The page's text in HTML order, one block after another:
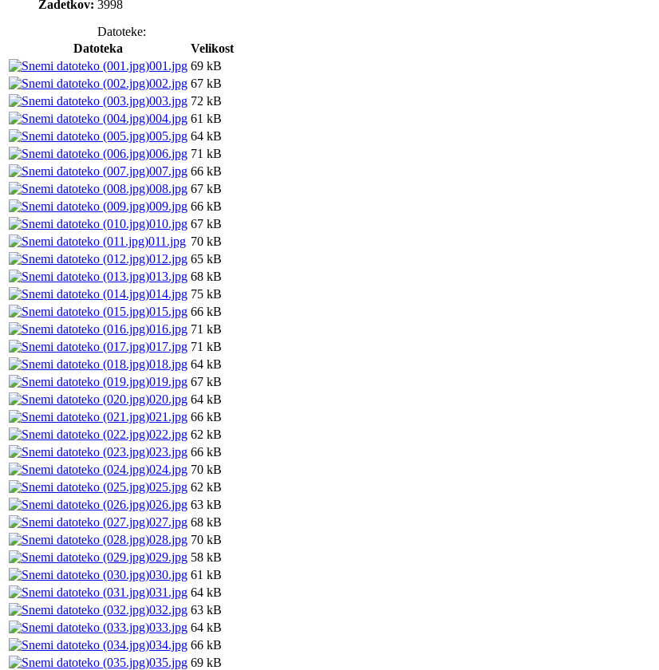
Zadetkov: 3998
Datoteke:
Datoteka
Velikost
001.jpg 69 kB
002.jpg 67 kB
003.jpg 72 kB
004.jpg 61 kB
005.jpg 64 kB
006.jpg 71 kB
007.jpg 66 kB
008.jpg 67 kB
009.jpg 66 kB
010.jpg 67 kB
011.jpg 70 kB
012.jpg 65 kB
013.jpg 68 kB
014.jpg 75 kB
015.jpg 66 kB
016.jpg 71 kB
017.jpg 71 kB
018.jpg 64 kB
019.jpg 67 kB
020.jpg 64 kB
021.jpg 66 kB
022.jpg 62 kB
023.jpg 66 kB
024.jpg 70 kB
025.jpg 62 kB
026.jpg 63 kB
027.jpg 68 kB
028.jpg 70 kB
029.jpg 58 kB
030.jpg 61 kB
031.jpg 64 kB
032.jpg 63 kB
033.jpg 64 kB
034.jpg 66 kB
035.jpg 69 kB